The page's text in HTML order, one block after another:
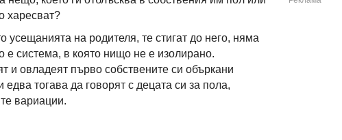
харесват?
усещанията на родителя, те стигат до него, няма
е система, в която нищо не е изолирано.
и овладеят първо собствените си объркани
тогава да говорят с децата си за пола,
вариации.